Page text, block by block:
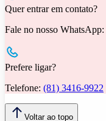
Quer entrar em contato?
Fale no nosso WhatsApp:
Prefere ligar?
Telefone: (81) 3416-9922
Voltar ao topo